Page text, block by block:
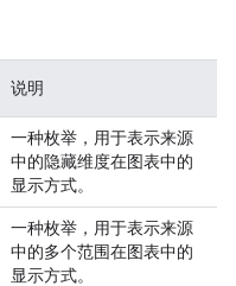
说明
一种枚举，用于表示来源
中的隐藏维度在图表中的
显示方式。
一种枚举，用于表示来源
中的多个范围在图表中的
显示方式。